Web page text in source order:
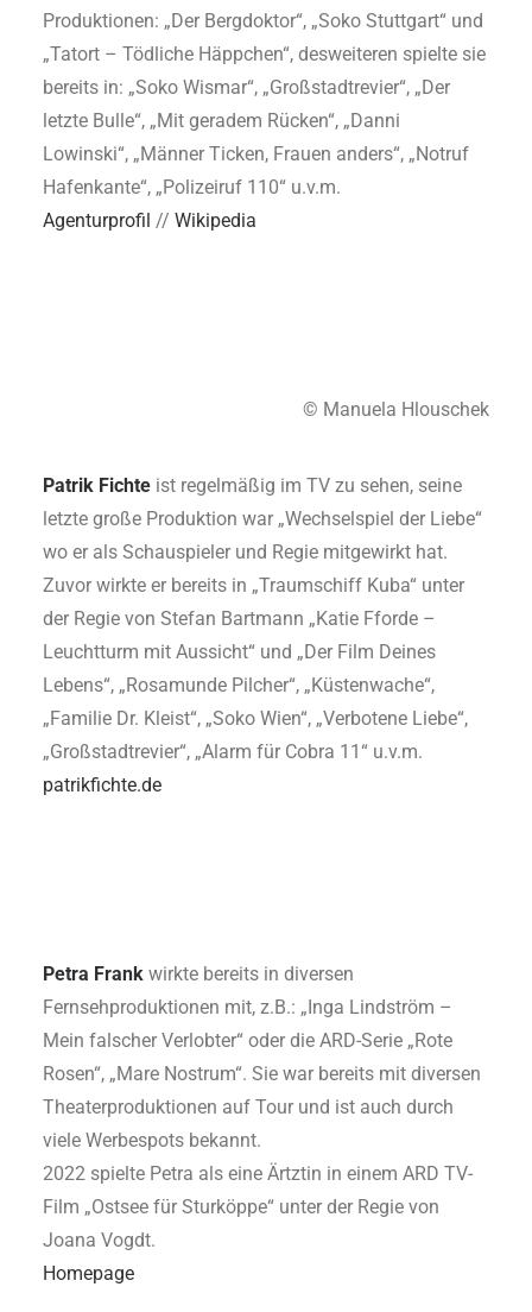
Produktionen: „Der Bergdoktor“, „Soko Stuttgart“ und
„Tatort – Tödliche Häppchen“, desweiteren spielte sie
bereits in: „Soko Wismar“, „Großstadtrevier“, „Der
letzte Bulle“, „Mit geradem Rücken“, „Danni
Lowinski“, „Männer Ticken, Frauen anders“, „Notruf
Hafenkante“, „Polizeiruf 110“ u.v.m.
Agenturprofil // Wikipedia
© Manuela Hlouschek
Patrik Fichte ist regelmäßig im TV zu sehen, seine
letzte große Produktion war „Wechselspiel der Liebe“
wo er als Schauspieler und Regie mitgewirkt hat.
Zuvor wirkte er bereits in „Traumschiff Kuba“ unter
der Regie von Stefan Bartmann „Katie Fforde –
Leuchtturm mit Aussicht“ und „Der Film Deines
Lebens“, „Rosamunde Pilcher“, „Küstenwache“,
„Familie Dr. Kleist“, „Soko Wien“, „Verbotene Liebe“,
„Großstadtrevier“, „Alarm für Cobra 11“ u.v.m.
patrikfichte.de
Petra Frank wirkte bereits in diversen
Fernsehproduktionen mit, z.B.: „Inga Lindström –
Mein falscher Verlobter“ oder die ARD-Serie „Rote
Rosen“, „Mare Nostrum“. Sie war bereits mit diversen
Theaterproduktionen auf Tour und ist auch durch
viele Werbespots bekannt.
2022 spielte Petra als eine Ärtztin in einem ARD TV-
Film „Ostsee für Sturköppe“ unter der Regie von
Joana Vogdt.
Homepage